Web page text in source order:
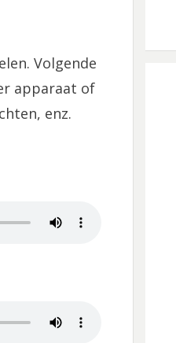
Volgende
apparaat of
enz.